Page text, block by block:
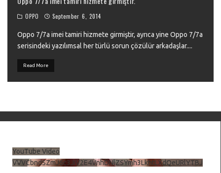
OPPO September 6, 2014
Oppo 7/7a imei tamiri hizmete girmiştir, ayrıca yine Oppo 7/7a
serisindeki yazılımsal her türlü sorun çözülür arkadaşlar....
Read More
YouTube Video
VVVCbndSZmJ6c3JiV2E4VnhDNlZSYmh3LkhtLXdQeURlYTBJ